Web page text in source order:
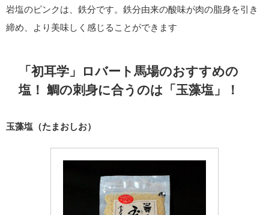
岩塩のピンクは、鉄分です。鉄分由来の酸味が肉の脂身を引き
締め、より美味しく感じることができます
「初耳学」ロバート馬場のおすすめの
塩！ 鯛の刺身に合うのは「玉藻塩」！
玉藻塩（たまおしお）